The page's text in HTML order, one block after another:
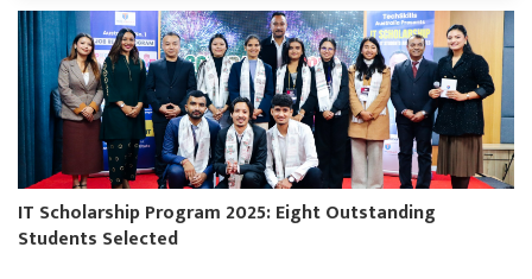
IT Scholarship Program 2025: Eight Outstanding
Students Selected